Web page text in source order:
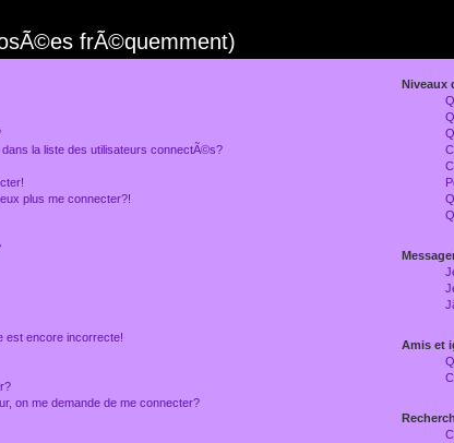
frÃ©quemment)
la liste des utilisateurs connectÃ©s?
plus me connecter?!
encore incorrecte!
on me demande de me connecter?
Amis et